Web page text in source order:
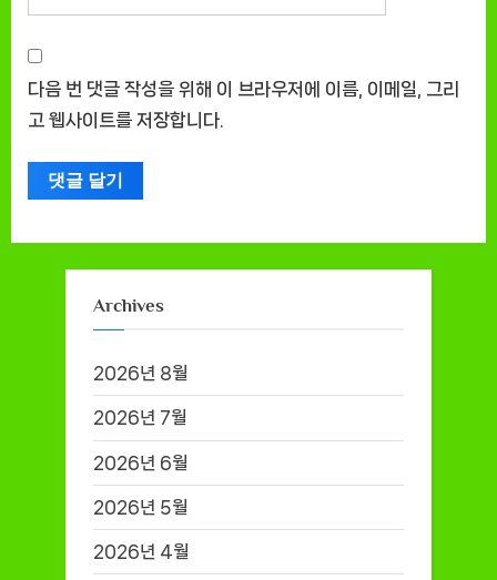
다음 번 댓글 작성을 위해 이 브라우저에 이름, 이메일, 그리
고 웹사이트를 저장합니다.
Archives
2026년 8월
2026년 7월
2026년 6월
2026년 5월
2026년 4월